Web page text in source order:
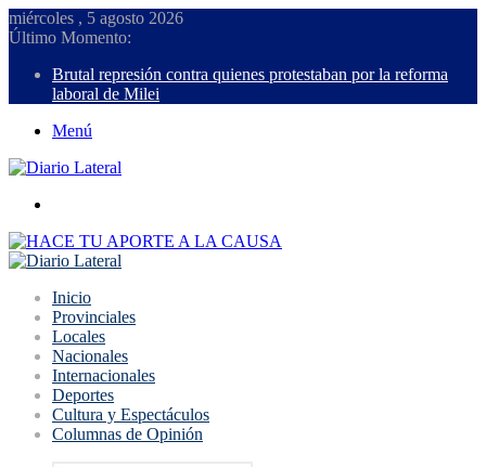
miércoles , 5 agosto 2026
Último Momento:
Brutal represión contra quienes protestaban por la reforma
laboral de Milei
Menú
Inicio
Provinciales
Locales
Nacionales
Internacionales
Deportes
Cultura y Espectáculos
Columnas de Opinión